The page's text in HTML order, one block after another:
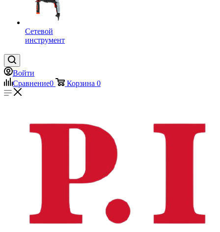
Сетевой
инструмент
Войти
Сравнение0 Корзина 0